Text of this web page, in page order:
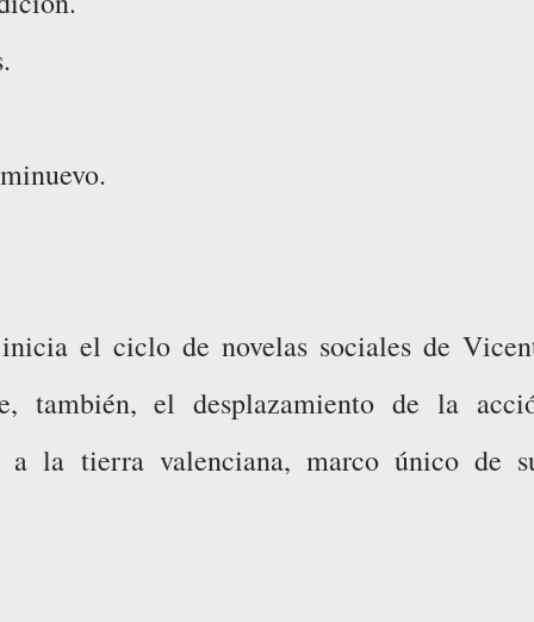
el ciclo de novelas sociales de
también, el desplazamiento de la
a la tierra valenciana, marco único de